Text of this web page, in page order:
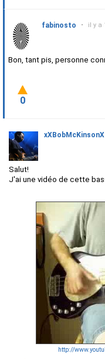
fabinosto • il y a
Bon, tant pis, personne
0
xXBobMcKinsonX
Salut!
J'ai une vidéo de cette
http://